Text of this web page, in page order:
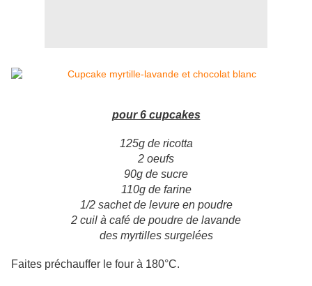
pour 6 cupcakes
125g de ricotta
2 oeufs
90g de sucre
110g de farine
1/2 sachet de levure en poudre
2 cuil à café de poudre de lavande
des myrtilles surgelées
Faites préchauffer le four à 180°C.